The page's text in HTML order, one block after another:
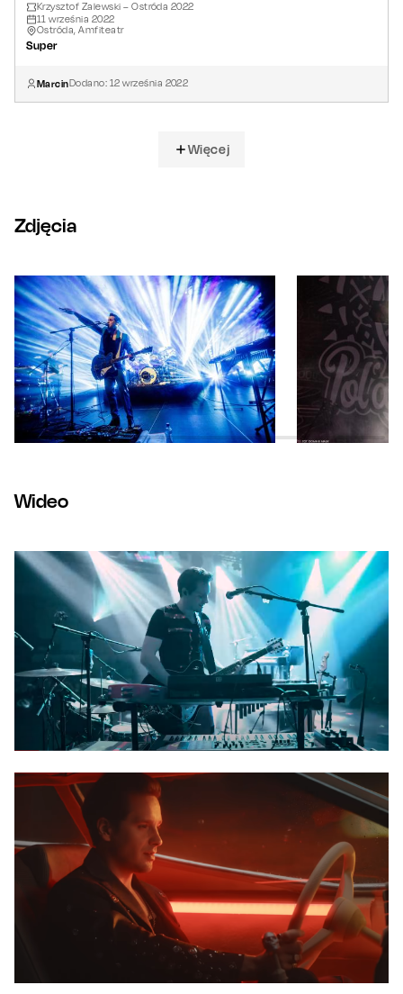
Krzysztof Zalewski – Ostróda 2022
11 września 2022
Ostróda, Amfiteatr
Super
MarcinDodano: 12 września 2022
Więcej
Zdjęcia
Wideo